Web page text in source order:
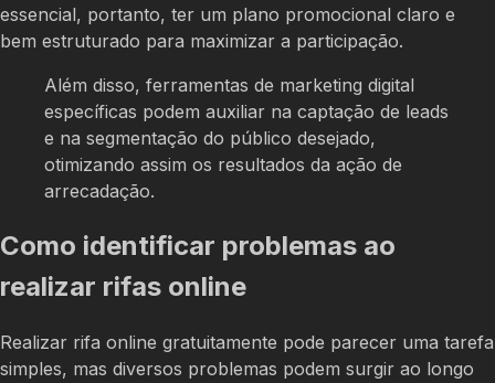
essencial, portanto, ter um plano promocional claro e
bem estruturado para maximizar a participação.
Além disso, ferramentas de marketing digital
específicas podem auxiliar na captação de leads
e na segmentação do público desejado,
otimizando assim os resultados da ação de
arrecadação.
Como identificar problemas ao
realizar rifas online
Realizar rifa online gratuitamente pode parecer uma tarefa
simples, mas diversos problemas podem surgir ao longo